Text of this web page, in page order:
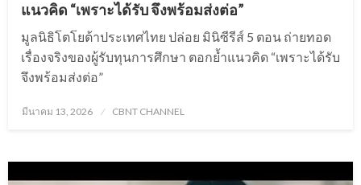
แนวคิด “เพราะได้รับ จึงพร้อมส่งต่อ”
มูลนิธิโตโยต้าประเทศไทย ปล่อย มินิซีรีส์ 5 ตอน ถ่ายทอด
เรื่องจริงของผู้รับทุนการศึกษา ตอกย้ำแนวคิด “เพราะได้รับ
จึงพร้อมส่งต่อ”
Posted
มีนาคม 13, 2026 CBNT CHANNEL